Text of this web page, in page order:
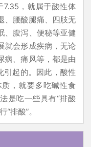
，就属于酸性体
、腰酸腿痛、四肢无
、腹泻、便秘等亚健
就会形成疾病，无论
病、痛风等，都是由
引起的。因此，酸性
，就要多吃碱性食
是吃一些具有“排酸
排酸”。